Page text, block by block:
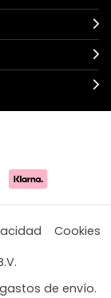
Cookies
de envío.